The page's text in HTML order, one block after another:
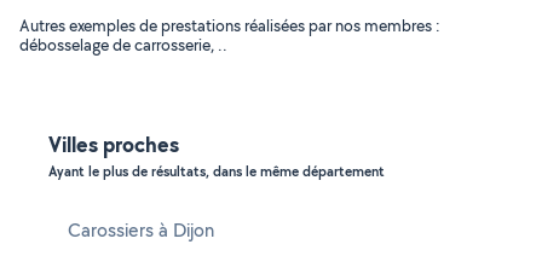
Autres exemples de prestations réalisées par nos membres :
débosselage de carrosserie, ..
Villes proches
Ayant le plus de résultats, dans le même département
Carossiers à Dijon